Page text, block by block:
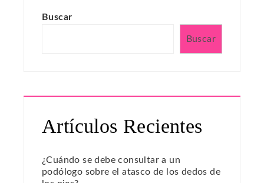
Buscar
Buscar
Artículos Recientes
¿Cuándo se debe consultar a un
podólogo sobre el atasco de los dedos de